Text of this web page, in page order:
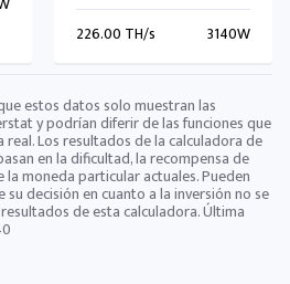
226.00 TH/s 3140W
estos datos solo muestran las
y podrían diferir de las funciones que
Los resultados de la calculadora de
en la dificultad, la recompensa de
moneda particular actuales. Pueden
decisión en cuanto a la inversión no se
de esta calculadora. Última